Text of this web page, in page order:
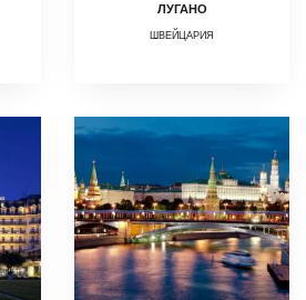
ЛУГАНО
ШВЕЙЦАРИЯ